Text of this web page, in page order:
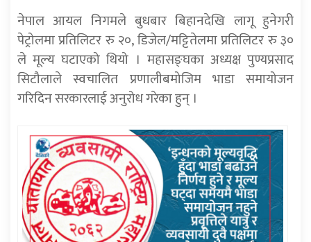
नेपाल आयल निगमले बुधबार बिहानदेखि लागू हुनेगरी
पेट्रोलमा प्रतिलिटर रु २०, डिजेल/मट्टितेलमा प्रतिलिटर रु ३०
ले मूल्य घटाएको थियो । महासङ्घका अध्यक्ष पुण्यप्रसाद
सिटौलाले स्वचालित प्रणालीबमोजिम भाडा समायोजन
गरिदिन सरकारलाई अनुरोध गरेका हुन् ।